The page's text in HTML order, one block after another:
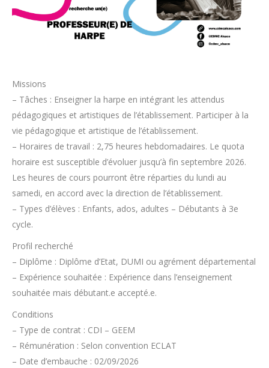
Missions
– Tâches : Enseigner la harpe en intégrant les attendus
pédagogiques et artistiques de l’établissement. Participer à la
vie pédagogique et artistique de l’établissement.
– Horaires de travail : 2,75 heures hebdomadaires. Le quota
horaire est susceptible d’évoluer jusqu’à fin septembre 2026.
Les heures de cours pourront être réparties du lundi au
samedi, en accord avec la direction de l’établissement.
– Types d’élèves : Enfants, ados, adultes – Débutants à 3e
cycle.
Profil recherché
– Diplôme : Diplôme d’Etat, DUMI ou agrément départemental
– Expérience souhaitée : Expérience dans l’enseignement
souhaitée mais débutant.e accepté.e.
Conditions
– Type de contrat : CDI – GEEM
– Rémunération : Selon convention ECLAT
– Date d’embauche : 02/09/2026